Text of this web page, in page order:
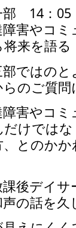
部 14：05
害やコミ
来を語る
部ではの
らのご質
障害やコ
だけでは
、とのか
課後デイ
声の話を